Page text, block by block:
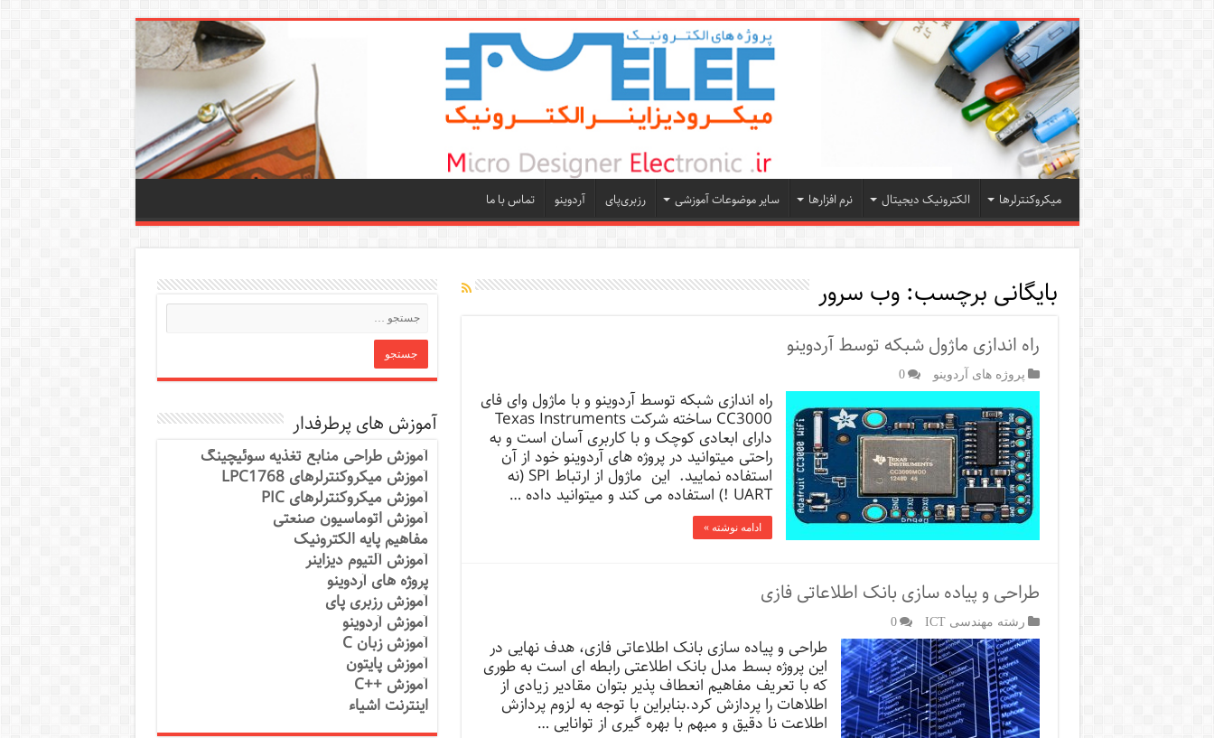
میکروکنترلرها الکترونیک دیجیتال نرم افزارها سایر موضوعات آموزشی رزبری‌پای آردوینو تماس با ما
بایگانی برچسب:وب سرور
راه اندازی ماژول شبکه توسط آردوینو
پروژه های آردوینو 0
راه اندازی شبکه توسط آردوینو و با ماژول وای فای
CC3000 ساخته شرکت Texas Instruments
دارای ابعادی کوچک و با کاربری آسان است و به
راحتی میتوانید در پروژه های آردوینو خود از آن
استفاده نمایید. این ماژول از ارتباط SPI (نه
UART !) استفاده می کند و میتوانید داده …
ادامه نوشته »
طراحی و پیاده سازی بانک اطلاعاتی فازی
رشته مهندسی ICT 0
طراحی و پیاده سازی بانک اطلاعاتی فازی، هدف نهایی در
این پروژه بسط مدل بانک اطلاعتی رابطه ای است به طوری
که با تعریف مفاهیم انعطاف پذیر بتوان مقادیر زیادی از
اطلاهات را پردازش کرد.بنابراین با توجه به لزوم پردازش
اطلاعت نا دقیق و مبهم با بهره گیری از توانایی …
آموزش های پرطرفدار
آموزش طراحی منابع تغذیه سوئیچینگ
آموزش میکروکنترلرهای LPC1768
آموزش میکروکنترلرهای PIC
آموزش اتوماسیون صنعتی
مفاهیم پایه الکترونیک
آموزش آلتیوم دیزاینر
پروژه های آردوینو
آموزش رزبری پای
آموزش آردوینو
آموزش زبان C
آموزش پایتون
آموزش ++C
اینترنت اشیاء